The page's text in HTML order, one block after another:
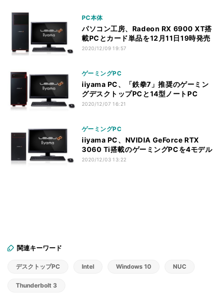
PC本体
パソコン工房、Radeon RX 6900 XT搭
載PCとカード単品を12月11日19時発売
2020/12/09 19:57
ゲーミングPC
iiyama PC、「鉄拳7」推奨のゲーミン
グデスクトップPCと14型ノートPC
2020/12/07 16:21
ゲーミングPC
iiyama PC、NVIDIA GeForce RTX
3060 Ti搭載のゲーミングPCを4モデル
2020/12/03 13:22
関連キーワード
デスクトップPC Intel Windows 10 NUC
Thunderbolt 3